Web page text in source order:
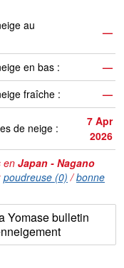
au
—
en bas :
—
fraîche :
—
de neige :
7 Apr
2026
en Japan - Nagano
poudreuse (0) /bonne
Yomase bulletin